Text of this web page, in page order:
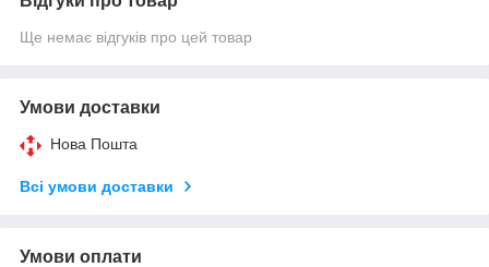
Ще немає відгуків про цей товар
Умови доставки
Нова Пошта
Всі умови доставки
Умови оплати